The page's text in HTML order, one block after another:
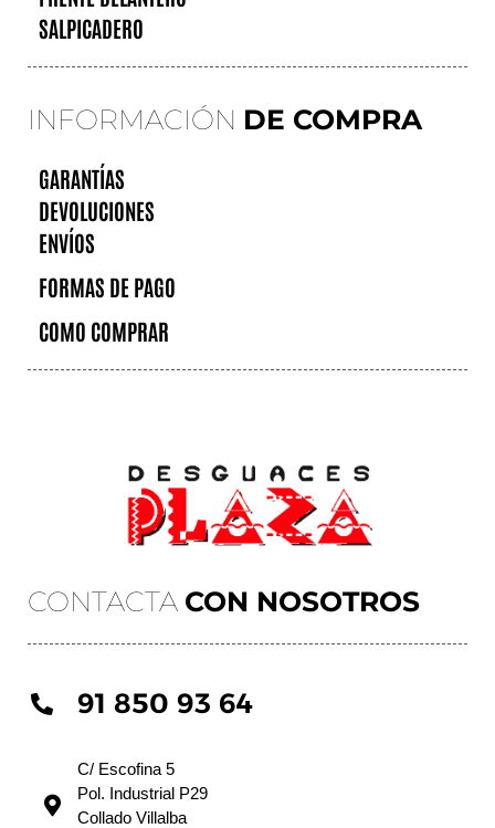
CONTACTA CON NOSOTROS
91 850 93 64
C/ Escofina 5
Pol. Industrial P29
Collado Villalba
SALPICADERO
INFORMACIÓN DE COMPRA
GARANTÍAS
DEVOLUCIONES
ENVÍOS
FORMAS DE PAGO
COMO COMPRAR